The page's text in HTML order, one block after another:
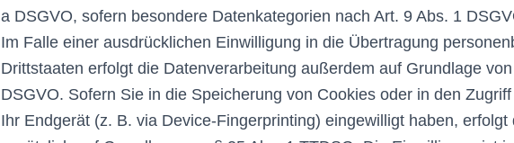
a DSGVO, sofern besondere Datenkategorien nach Art. 9 Abs. 1
Im Falle einer ausdrücklichen Einwilligung in die Übertragung
Drittstaaten erfolgt die Datenverarbeitung außerdem auf Grundlage
DSGVO. Sofern Sie in die Speicherung von Cookies oder in den
Ihr Endgerät (z. B. via Device-Fingerprinting) eingewilligt haben,